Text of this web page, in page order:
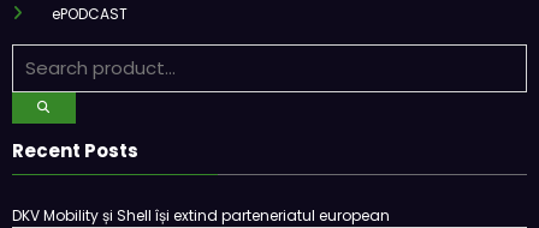
ePODCAST
Recent Posts
DKV Mobility și Shell își extind parteneriatul european